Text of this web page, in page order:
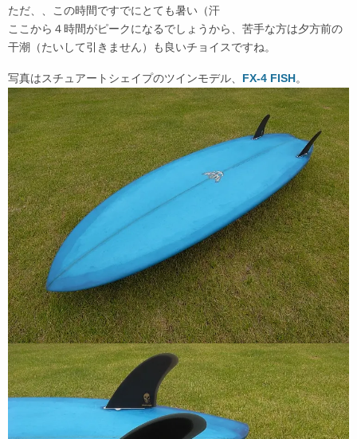
ただ、、この時間ですでにとても暑い（汗
ここから４時間がピークになるでしょうから、苦手な方は夕方前の
干潮（たいして引きません）も良いチョイスですね。
写真はスチュアートシェイプのツインモデル、 FX-4 FISH。